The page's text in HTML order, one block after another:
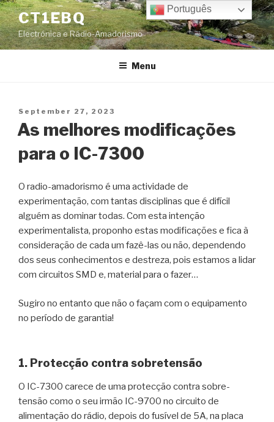
Skip
to
content
CT1EBQ
Electrónica e Rádio-Amadorismo
Menu
Posted
on
September 27, 2023
As melhores modificações
para o IC-7300
O radio-amadorismo é uma actividade de
experimentação, com tantas disciplinas que é difícil
alguém as dominar todas. Com esta intenção
experimentalista, proponho estas modificações e fica à
consideração de cada um fazê-las ou não, dependendo
dos seus conhecimentos e destreza, pois estamos a lidar
com circuitos SMD e, material para o fazer…
Sugiro no entanto que não o façam com o equipamento
no período de garantia!
1. Protecção contra sobretensão
O IC-7300 carece de uma protecção contra sobre-
tensão como o seu irmão IC-9700 no circuito de
alimentação do rádio, depois do fusível de 5A, na placa
Português